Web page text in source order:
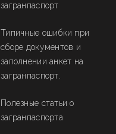
загранпаспорт
Типичные ошибки при
сборе документов и
заполнении анкет на
загранпаспорт.
Полезные статьи о
загранпаспорта